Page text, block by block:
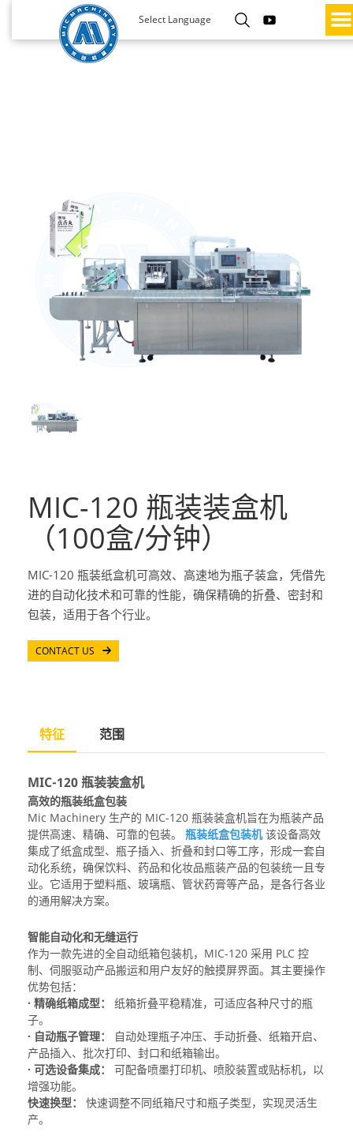
Select Language
MIC-120 瓶装装盒机
（100盒/分钟）
MIC-120 瓶装纸盒机可高效、高速地为瓶子装盒，凭借先
进的自动化技术和可靠的性能，确保精确的折叠、密封和
包装，适用于各个行业。
CONTACT US
特征 范围
MIC-120 瓶装装盒机
高效的瓶装纸盒包装
Mic Machinery 生产的 MIC-120 瓶装装盒机旨在为瓶装产品
提供高速、精确、可靠的包装。 瓶装纸盒包装机该设备高效
集成了纸盒成型、瓶子插入、折叠和封口等工序，形成一套自
动化系统，确保饮料、药品和化妆品瓶装产品的包装统一且专
业。它适用于塑料瓶、玻璃瓶、管状药膏等产品，是各行各业
的通用解决方案。
智能自动化和无缝运行
作为一款先进的全自动纸箱包装机，MIC-120 采用 PLC 控
制、伺服驱动产品搬运和用户友好的触摸屏界面。其主要操作
优势包括：
· 精确纸箱成型： 纸箱折叠平稳精准，可适应各种尺寸的瓶
子。
· 自动瓶子管理：
自动处理瓶子冲压、手动折叠、纸箱开启、
产品插入、批次打印、封口和纸箱输出。
· 可选设备集成： 可配备喷墨打印机、喷胶装置或贴标机，以
增强功能。
快速换型： 快速调整不同纸箱尺寸和瓶子类型，实现灵活生
产。